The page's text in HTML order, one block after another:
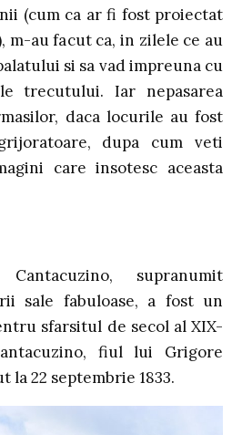
(cum ca ar fi fost proiectat
m-au facut ca, in zilele ce au
si sa vad impreuna cu
trecutului. Iar nepasarea
daca locurile au fost
dupa cum veti
care insotesc aceasta
supranumit
sale fabuloase, a fost un
sfarsitul de secol al XIX-
fiul lui Grigore
la 22 septembrie 1833.